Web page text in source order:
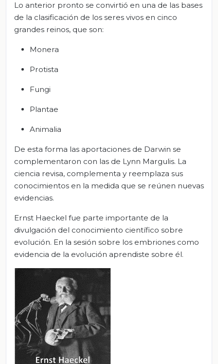
Lo anterior pronto se convirtió en una de las bases
de la clasificación de los seres vivos en cinco
grandes reinos, que son:
Monera
Protista
Fungi
Plantae
Animalia
De esta forma las aportaciones de Darwin se
complementaron con las de Lynn Margulis. La
ciencia revisa, complementa y reemplaza sus
conocimientos en la medida que se reúnen nuevas
evidencias.
Ernst Haeckel fue parte importante de la
divulgación del conocimiento científico sobre
evolución. En la sesión sobre los embriones como
evidencia de la evolución aprendiste sobre él.